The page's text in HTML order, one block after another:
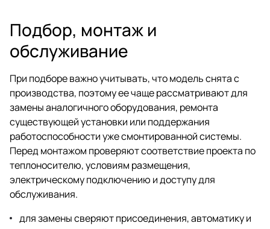
Подбор, монтаж и
обслуживание
При подборе важно учитывать, что модель снята с
производства, поэтому ее чаще рассматривают для
замены аналогичного оборудования, ремонта
существующей установки или поддержания
работоспособности уже смонтированной системы.
Перед монтажом проверяют соответствие проекта по
теплоносителю, условиям размещения,
электрическому подключению и доступу для
обслуживания.
для замены сверяют присоединения, автоматику и